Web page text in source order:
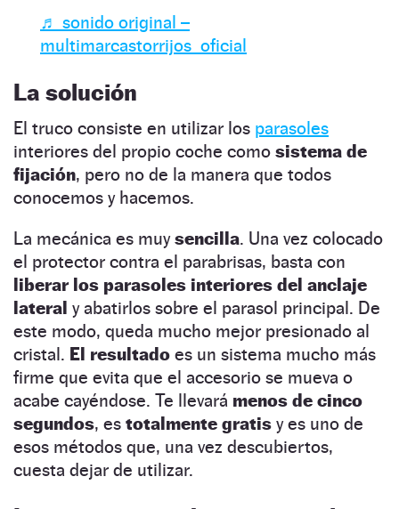
♬ sonido original –
multimarcastorrijos_oficial
La solución
El truco consiste en utilizar los parasoles
interiores del propio coche como sistema de
fijación, pero no de la manera que todos
conocemos y hacemos.
La mecánica es muysencilla. Una vez colocado
el protector contra el parabrisas, basta con
liberar los parasoles interiores del anclaje
lateral y abatirlos sobre el parasol principal. De
este modo, queda mucho mejor presionado al
cristal. El resultado es un sistema mucho más
firme que evita que el accesorio se mueva o
acabe cayéndose. Te llevará menos de cinco
segundos, es totalmente gratis y es uno de
esos métodos que, una vez descubiertos,
cuesta dejar de utilizar.